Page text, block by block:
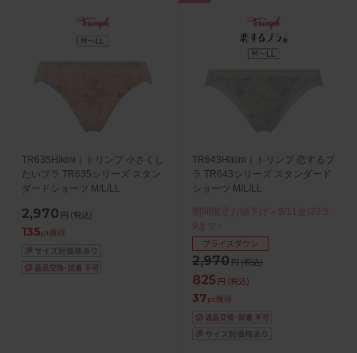
TR635Hikini｜トリンプ 小さくし
たいブラ TR635シリーズ スタン
ダードショーツ M/L/LL
2,970 円 (税込)
135pt獲得
TR643Hikini｜トリンプ 恋するブ
ラ TR643シリーズ スタンダード
ショーツ M/L/LL
期間限定お値下げ～9/11金)23:5
9まで♪
2,970円(税込)
プライスダウン
825 円 (税込)
37pt獲得